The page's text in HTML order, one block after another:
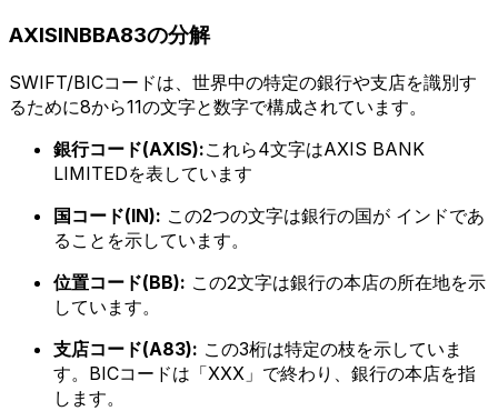
AXISINBBA83の分解
SWIFT/BICコードは、世界中の特定の銀行や支店を識別す
るために8から11の文字と数字で構成されています。
銀行コード(AXIS):これら4文字はAXIS BANK
LIMITEDを表しています
国コード(IN): この2つの文字は銀行の国が インドであ
ることを示しています。
位置コード(BB): この2文字は銀行の本店の所在地を示
しています。
支店コード(A83): この3桁は特定の枝を示していま
す。BICコードは「XXX」で終わり、銀行の本店を指
します。